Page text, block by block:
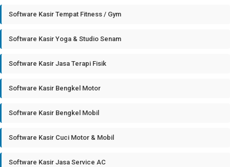
Software Kasir Tempat Fitness / Gym
Software Kasir Yoga & Studio Senam
Software Kasir Jasa Terapi Fisik
Software Kasir Bengkel Motor
Software Kasir Bengkel Mobil
Software Kasir Cuci Motor & Mobil
Software Kasir Jasa Service AC